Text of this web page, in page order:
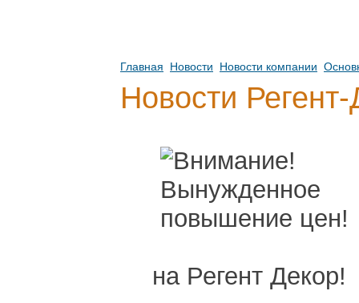
Главная Новости Новости компании
Новости
на Регент Декор!